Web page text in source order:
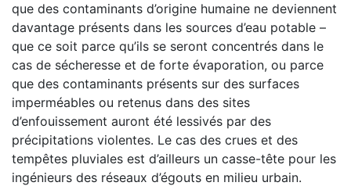
que des contaminants d’origine humaine ne deviennent
davantage présents dans les sources d’eau potable –
que ce soit parce qu’ils se seront concentrés dans le
cas de sécheresse et de forte évaporation, ou parce
que des contaminants présents sur des surfaces
imperméables ou retenus dans des sites
d’enfouissement auront été lessivés par des
précipitations violentes. Le cas des crues et des
tempêtes pluviales est d’ailleurs un casse-tête pour les
ingénieurs des réseaux d’égouts en milieu urbain.